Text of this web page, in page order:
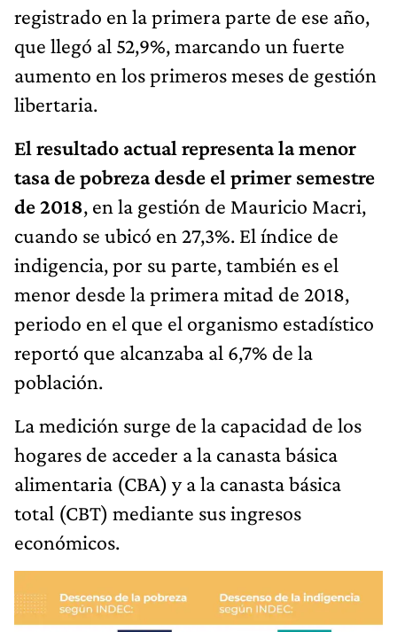
registrado en la primera parte de ese año,
que llegó al 52,9%, marcando un fuerte
aumento en los primeros meses de gestión
libertaria.
El resultado actual representa la menor
tasa de pobreza desde el primer semestre
de 2018, en la gestión de Mauricio Macri,
cuando se ubicó en 27,3%. El índice de
indigencia, por su parte, también es el
menor desde la primera mitad de 2018,
periodo en el que el organismo estadístico
reportó que alcanzaba al 6,7% de la
población.
La medición surge de la capacidad de los
hogares de acceder a la canasta básica
alimentaria (CBA) y a la canasta básica
total (CBT) mediante sus ingresos
económicos.